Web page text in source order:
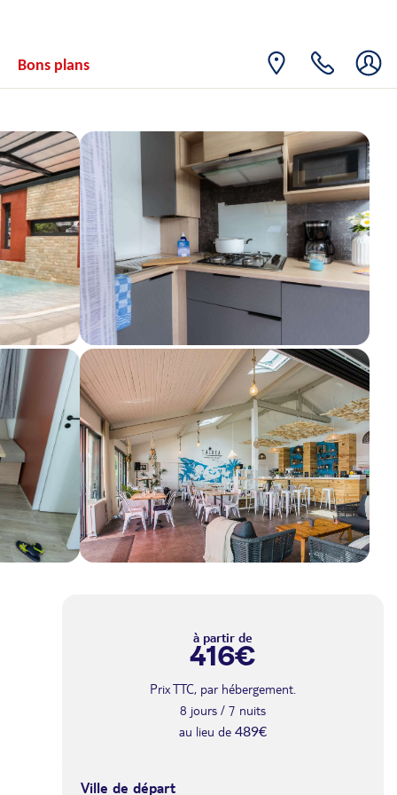
Bons plans
à partir de
416€
Prix TTC, par hébergement.
8 jours / 7 nuits
au lieu de 489€
Ville de départ
août 2026
22
au lieu de 1479€